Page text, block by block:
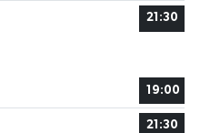
21:30
19:00
21:30